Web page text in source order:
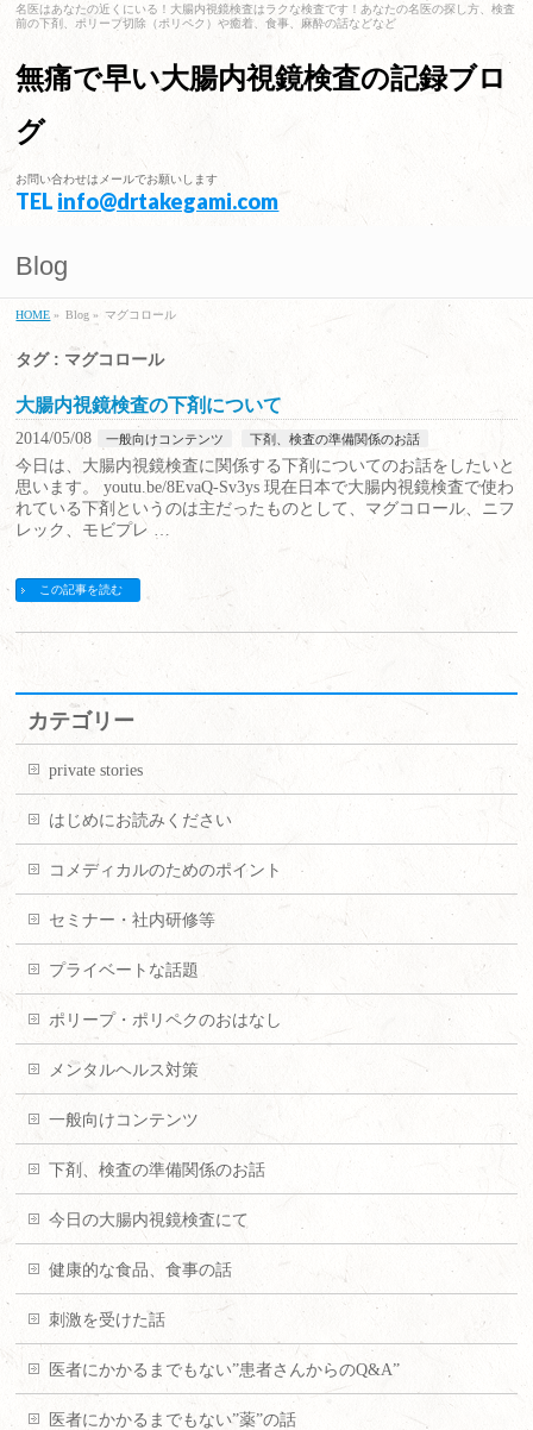
名医はあなたの近くにいる！大腸内視鏡検査はラクな検査です！あなたの名医の探し方、検査
前の下剤、ポリープ切除（ポリペク）や癒着、食事、麻酔の話などなど
無痛で早い大腸内視鏡検査の記録ブロ
グ
お問い合わせはメールでお願いします
TEL info@drtakegami.com
Blog
HOME » Blog » マグコロール
タグ : マグコロール
大腸内視鏡検査の下剤について
2014/05/08 一般向けコンテンツ 下剤、検査の準備関係のお話
今日は、大腸内視鏡検査に関係する下剤についてのお話をしたいと
思います。 youtu.be/8EvaQ-Sv3ys 現在日本で大腸内視鏡検査で使わ
れている下剤というのは主だったものとして、マグコロール、ニフ
レック、モビプレ …
この記事を読む
カテゴリー
private stories
はじめにお読みください
コメディカルのためのポイント
セミナー・社内研修等
プライベートな話題
ポリープ・ポリペクのおはなし
メンタルヘルス対策
一般向けコンテンツ
下剤、検査の準備関係のお話
今日の大腸内視鏡検査にて
健康的な食品、食事の話
刺激を受けた話
医者にかかるまでもない”患者さんからのQ&A”
医者にかかるまでもない”薬”の話